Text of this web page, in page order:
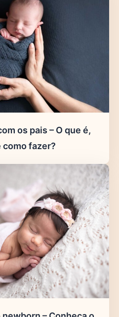
os pais – O que é,
como fazer?